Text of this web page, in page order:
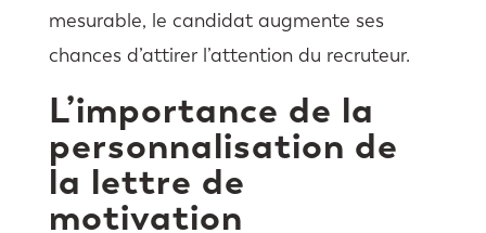
mesurable, le candidat augmente ses
chances d’attirer l’attention du recruteur.
L’importance de la
personnalisation de
la lettre de
motivation